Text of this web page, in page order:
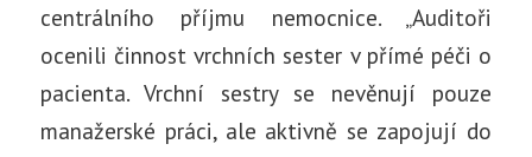
centrálního příjmu nemocnice. „Auditoři
ocenili činnost vrchních sester v přímé péči o
pacienta. Vrchní sestry se nevěnují pouze
manažerské práci, ale aktivně se zapojují do